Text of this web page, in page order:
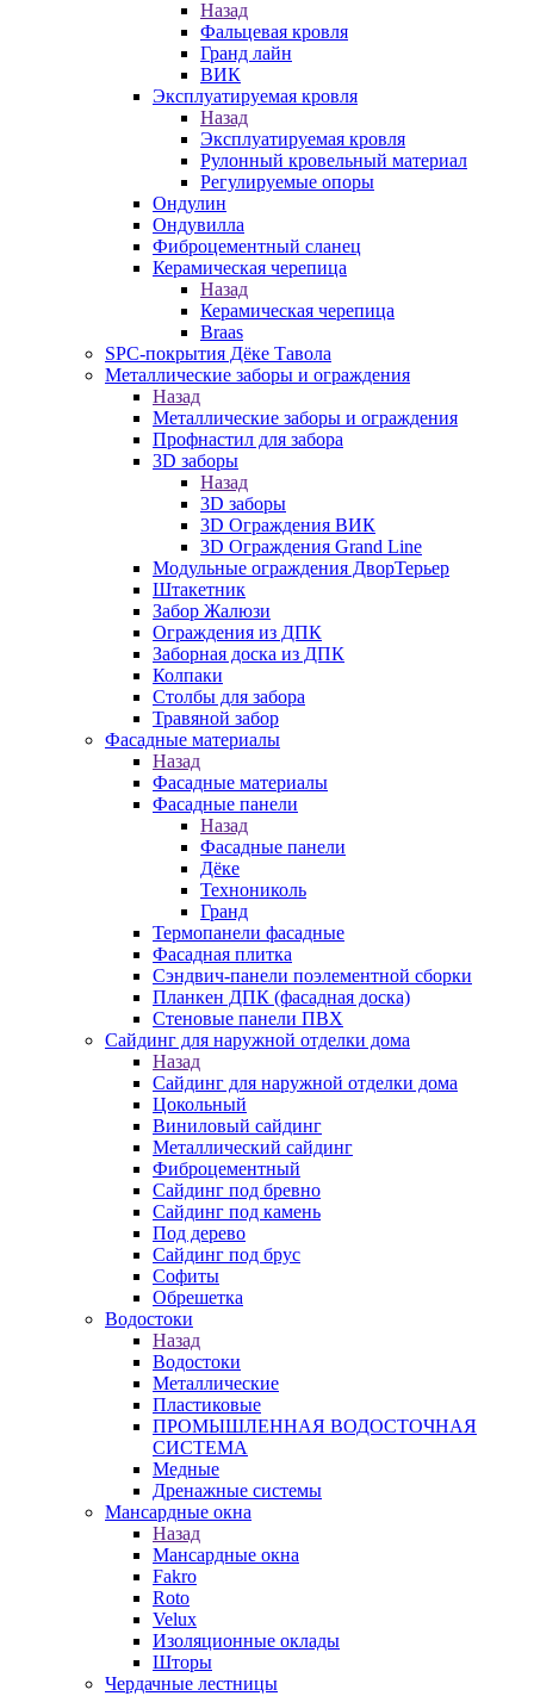
Назад
Фальцевая кровля
Гранд лайн
ВИК
Эксплуатируемая кровля
Назад
Эксплуатируемая кровля
Рулонный кровельный материал
Регулируемые опоры
Ондулин
Ондувилла
Фиброцементный сланец
Керамическая черепица
Назад
Керамическая черепица
Braas
SPC-покрытия Дёке Тавола
Металлические заборы и ограждения
Назад
Металлические заборы и ограждения
Профнастил для забора
3D заборы
Назад
3D заборы
3D Ограждения ВИК
3D Ограждения Grand Line
Модульные ограждения ДворТерьер
Штакетник
Забор Жалюзи
Ограждения из ДПК
Заборная доска из ДПК
Колпаки
Столбы для забора
Травяной забор
Фасадные материалы
Назад
Фасадные материалы
Фасадные панели
Назад
Фасадные панели
Дёке
Технониколь
Гранд
Термопанели фасадные
Фасадная плитка
Сэндвич-панели поэлементной сборки
Планкен ДПК (фасадная доска)
Стеновые панели ПВХ
Сайдинг для наружной отделки дома
Назад
Сайдинг для наружной отделки дома
Цокольный
Виниловый сайдинг
Металлический сайдинг
Фиброцементный
Сайдинг под бревно
Сайдинг под камень
Под дерево
Сайдинг под брус
Софиты
Обрешетка
Водостоки
Назад
Водостоки
Металлические
Пластиковые
ПРОМЫШЛЕННАЯ ВОДОСТОЧНАЯ
СИСТЕМА
Медные
Дренажные системы
Мансардные окна
Назад
Мансардные окна
Fakro
Roto
Velux
Изоляционные оклады
Шторы
Чердачные лестницы